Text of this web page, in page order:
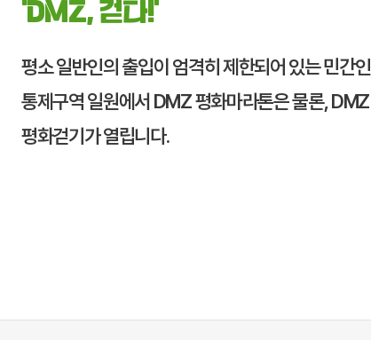
‘DMZ, 걷다!’
평소 일반인의 출입이 엄격히 제한되어 있는 민간인
통제구역 일원에서 DMZ 평화마라톤은 물론, DMZ
평화걷기가 열립니다.